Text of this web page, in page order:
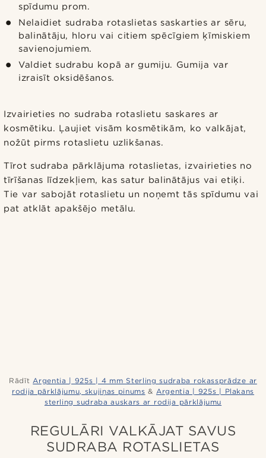
spīdumu prom.
Nelaidiet sudraba rotaslietas saskarties ar sēru,
balinātāju, hloru vai citiem spēcīgiem ķīmiskiem
savienojumiem.
Valdiet sudrabu kopā ar gumiju. Gumija var
izraisīt oksidēšanos.
Izvairieties no sudraba rotaslietu saskares ar
kosmētiku. Ļaujiet visām kosmētikām, ko valkājat,
nožūt pirms rotaslietu uzlikšanas.
Tīrot sudraba pārklājuma rotaslietas, izvairieties no
tīrīšanas līdzekļiem, kas satur balinātājus vai etiķi.
Tie var sabojāt rotaslietu un noņemt tās spīdumu vai
pat atklāt apakšējo metālu.
Rādīt Argentia | 925s | 4 mm Sterling sudraba rokassprādze ar
rodija pārklājumu, skujiņas pinums & Argentia | 925s | Plakans
sterling sudraba auskars ar rodija pārklājumu
REGULĀRI VALKĀJAT SAVUS
SUDRABA ROTASLIETAS